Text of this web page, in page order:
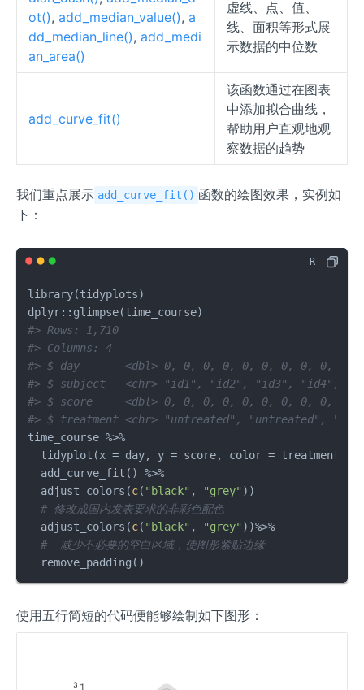
ot(), add_median_value(), a
dd_median_line(), add_medi
an_area()
虚线、点、值、
线、面积等形式展
示数据的中位数
add_curve_fit()
该函数通过在图表
中添加拟合曲线，
帮助用户直观地观
察数据的趋势
我们重点展示 add_curve_fit() 函数的绘图效果，实例如
下：
library(tidyplots)
dplyr:: glimpse(time_course)
#> Rows: 1,710
#> Columns: 4
#> $ day       <dbl> 0, 0, 0, 0, 0, 0, 0, 0, 0,
#> $ subject   <chr> "id1", "id2", "id3", "id4",
#> $ score     <dbl> 0, 0, 0, 0, 0, 0, 0, 0, 0,
#> $ treatment <chr> "untreated", "untreated",
time_course %>%
  tidyplot
(x = day, y = score, color = treatment
  add_curve_fit
( )
%>%
  adjust_colors
(c( "black" , "grey" ) )
# 修改成国内发表要求的非彩色配色
  adjust_colors
(c( "black" , "grey" ) )%>%
#  减少不必要的空白区域，使图形紧贴边缘
  remove_padding
( )
使用五行简短的代码便能够绘制如下图形：